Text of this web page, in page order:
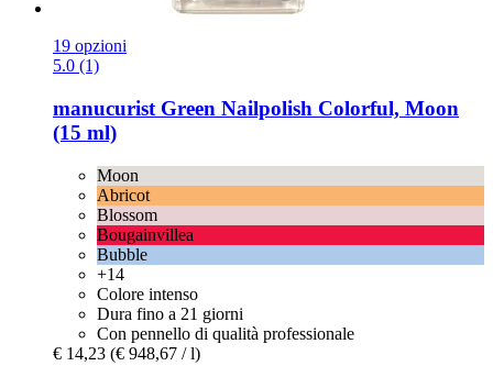
19 opzioni
5.0 (1)
manucurist Green Nailpolish Colorful, Moon
(15 ml)
Moon
Abricot
Blossom
Bougainvillea
Bubble
+14
Colore intenso
Dura fino a 21 giorni
Con pennello di qualità professionale
€ 14,23 (€ 948,67 / l)